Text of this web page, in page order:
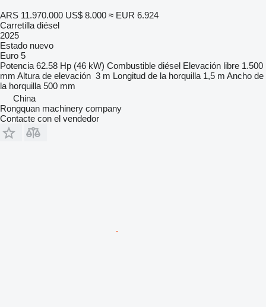
ARS 11.970.000 US$ 8.000 ≈ EUR 6.924
Carretilla diésel
2025
Estado nuevo
Euro 5
Potencia 62.58 Hp (46 kW) Combustible diésel Elevación libre 1.500
mm Altura de elevación 3 m Longitud de la horquilla 1,5 m Ancho de
la horquilla 500 mm
China
Rongquan machinery company
Contacte con el vendedor